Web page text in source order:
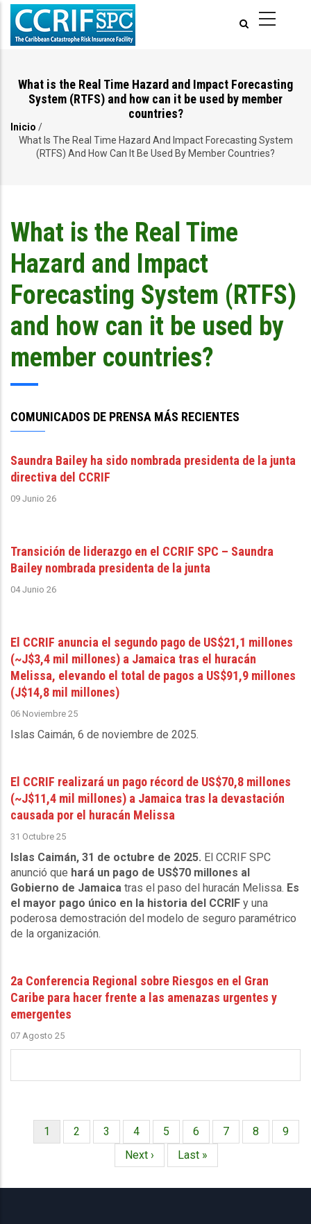
Pasar
contenido
What is the Real Time Hazard and Impact Forecasting
System (RTFS) and how can it be used by member
countries?
Ruta
Inicio /
What Is The Real Time Hazard And Impact Forecasting System
(RTFS) And How Can It Be Used By Member Countries?
What is the Real Time
Hazard and Impact
Forecasting System (RTFS)
and how can it be used by
member countries?
COMUNICADOS DE PRENSA MÁS RECIENTES
Saundra Bailey ha sido nombrada presidenta de la junta
directiva del CCRIF
09 Junio 26
Transición de liderazgo en el CCRIF SPC – Saundra
Bailey nombrada presidenta de la junta
04 Junio 26
El CCRIF anuncia el segundo pago de US$21,1 millones
(~J$3,4 mil millones) a Jamaica tras el huracán
Melissa, elevando el total de pagos a US$91,9 millones
(J$14,8 mil millones)
06 Noviembre 25
Islas Caimán, 6 de noviembre de 2025.
El CCRIF realizará un pago récord de US$70,8 millones
(~J$11,4 mil millones) a Jamaica tras la devastación
causada por el huracán Melissa
31 Octubre 25
Islas Caimán, 31 de octubre de 2025. El CCRIF SPC
anunció que hará un pago de US$70 millones al
Gobierno de Jamaica tras el paso del huracán Melissa. Es
el mayor pago único en la historia del CCRIF y una
poderosa demostración del modelo de seguro paramétrico
de la organización.
2a Conferencia Regional sobre Riesgos en el Gran
Caribe para hacer frente a las amenazas urgentes y
emergentes
07 Agosto 25
Paginación
Página
actual
1 Página
2 Página
3 Página
4 Página
5 Página
6 Página
7 Página
8
9
Siguiente
página
Next ›
Última
página
Last »